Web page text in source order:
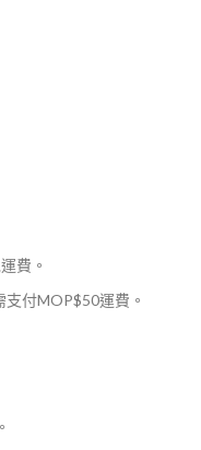
費。
付MOP$50運費。